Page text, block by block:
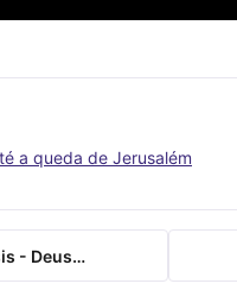
a queda de Jerusalém
- Deus…